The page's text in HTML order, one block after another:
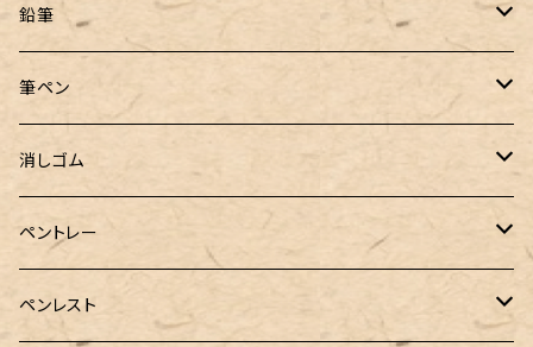
TaG サブマリン万年筆 限定ペン先ゴールドプレート
CROSS（クロス）
Sheaffer（シェーファー）
MONTEVERDE（モンテベルデ）
MONTBLANC（モンブラン）
トライカラーボールペン
バディ【Mark II(マークツー)】
HUGO BOSS (ヒューゴ ボス)
PARKER(パーカー)
CROSS(クロス)
ANTOU（アントウ）
PenC mini
スタイルフィット ゲルインク
ラミー
ラダイト
PILOT（パイロット）
カスタム
RHODIA(ロディア)
KAYOU＋(カーユプラス)
Steef&Co.（スティーフ）
富士瘤クラフト
irofulインクカード
神戸派計画
すずめや
FONTE
ローラーボール 6色キャップ付
鉛筆
サンスター文具
筆ペン
Fonte
消しゴム
消しゴムケース
バハギア&クラフト
ツイスト消しゴム
ペントレー
革製ペントレー
ペンレスト